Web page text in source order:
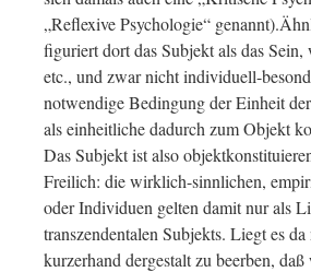
„Reflexive Psychologie“
figuriert dort das Subjekt als das Sein,
etc., und zwar nicht individuell-
notwendige Bedingung der Einheit
als einheitliche dadurch zum Objekt
Das Subjekt ist also
Freilich: die wirklich-sinnlichen,
oder Individuen gelten damit nur als
transzendentalen Subjekts. Liegt es
kurzerhand dergestalt zu beerben,